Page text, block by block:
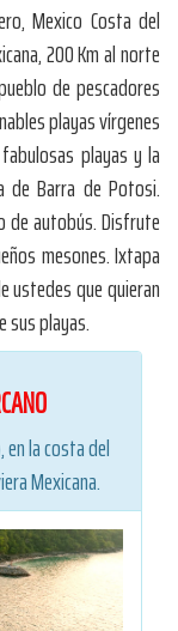
Mexico Costa del
200 Km al norte
de pescadores
playas vírgenes
playas y la
de Barra de Potosi.
de autobús. Disfrute
mesones. Ixtapa
ustedes que quieran
sus playas.
la costa del
Mexicana.